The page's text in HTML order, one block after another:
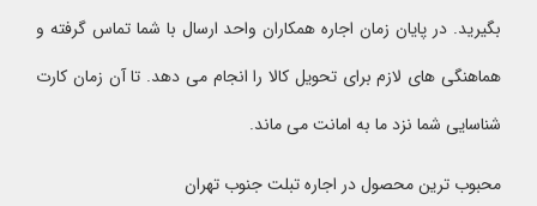
بگیرید. در پایان زمان اجاره همکاران واحد ارسال با شما تماس گرفته و
هماهنگی های لازم برای تحویل کالا را انجام می دهد. تا آن زمان کارت
شناسایی شما نزد ما به امانت می ماند.
محبوب ترین محصول در اجاره تبلت جنوب تهران